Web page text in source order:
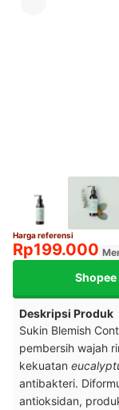
Harga referensi
Rp199.000
Shopee
Deskripsi Produk
Sukin Blemish
pembersih wajah
kekuatan
antibakteri.
antioksidan,